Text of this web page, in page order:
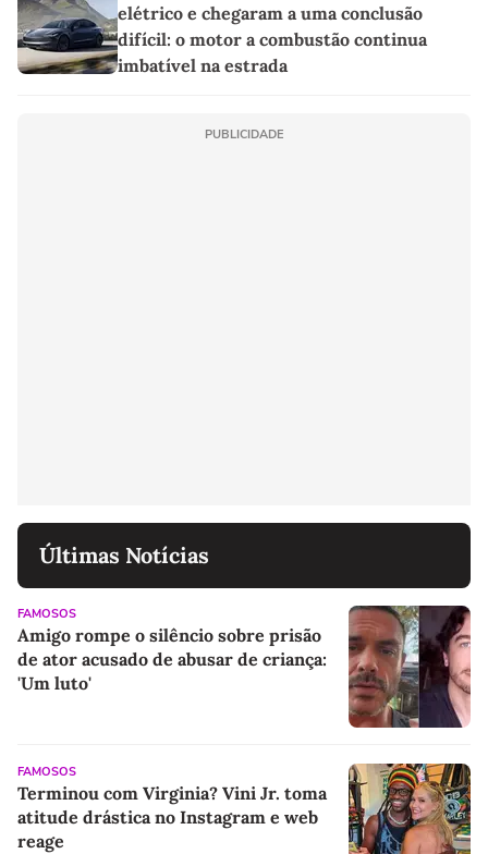
elétrico e chegaram a uma conclusão
difícil: o motor a combustão continua
imbatível na estrada
PUBLICIDADE
Últimas Notícias
FAMOSOS
Amigo rompe o silêncio sobre prisão
de ator acusado de abusar de criança:
'Um luto'
FAMOSOS
Terminou com Virginia? Vini Jr. toma
atitude drástica no Instagram e web
reage